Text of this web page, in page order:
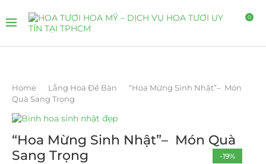
0
Home Lẵng Hoa Để Bàn
“Hoa Mừng Sinh Nhật”– Món
Quà Sang Trọng
-19%
“Hoa Mừng Sinh Nhật”– Món Quà
Sang Trọng